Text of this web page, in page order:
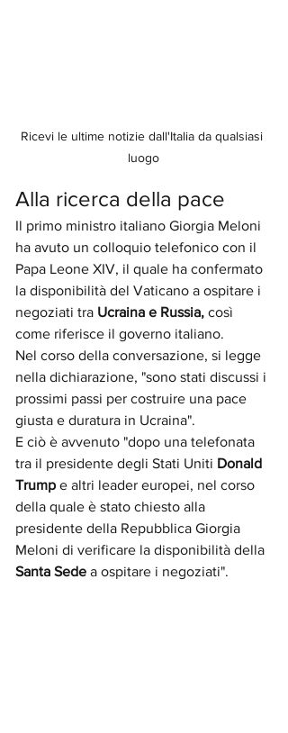
Ricevi le ultime notizie dall'Italia da qualsiasi
luogo
Alla ricerca della pace
Il primo ministro italiano Giorgia Meloni
ha avuto un colloquio telefonico con il
Papa Leone XIV, il quale ha confermato
la disponibilità del Vaticano a ospitare i
negoziati tra Ucraina e Russia, così
come riferisce il governo italiano.
Nel corso della conversazione, si legge
nella dichiarazione, "sono stati discussi i
prossimi passi per costruire una pace
giusta e duratura in Ucraina".
E ciò è avvenuto "dopo una telefonata
tra il presidente degli Stati Uniti Donald
Trump e altri leader europei, nel corso
della quale è stato chiesto alla
presidente della Repubblica Giorgia
Meloni di verificare la disponibilità della
Santa Sede a ospitare i negoziati".